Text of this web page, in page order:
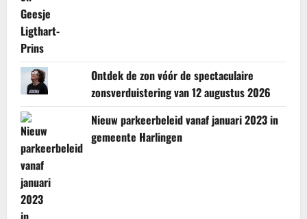
Ontdek de zon vóór de spectaculaire
zonsverduistering van 12 augustus 2026
Nieuw parkeerbeleid vanaf januari 2023 in
gemeente Harlingen